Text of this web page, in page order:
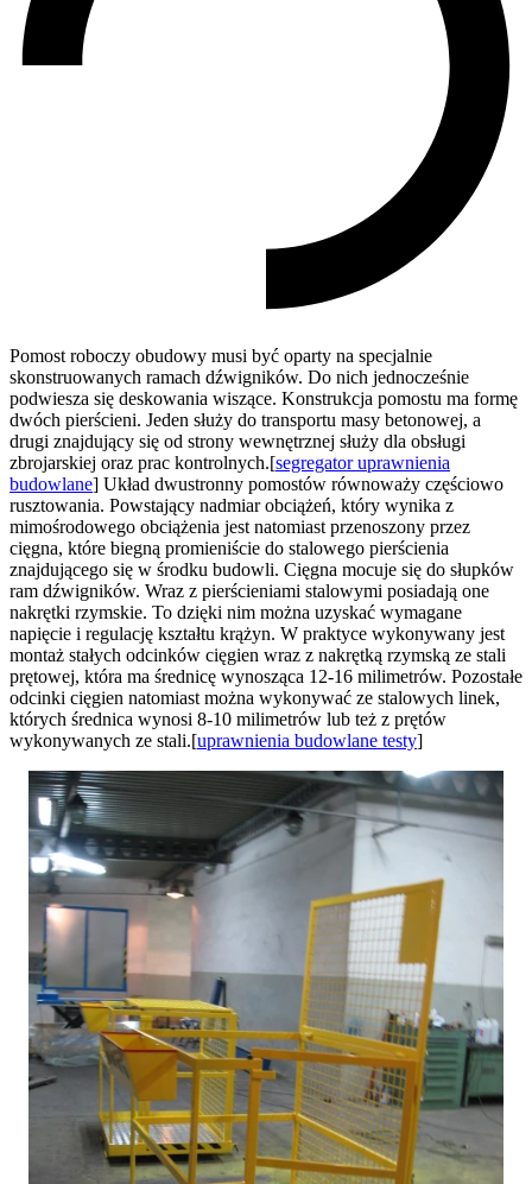
Pomost roboczy obudowy musi być oparty na specjalnie
skonstruowanych ramach dźwigników. Do nich jednocześnie
podwiesza się deskowania wiszące. Konstrukcja pomostu ma formę
dwóch pierścieni. Jeden służy do transportu masy betonowej, a
drugi znajdujący się od strony wewnętrznej służy dla obsługi
zbrojarskiej oraz prac kontrolnych.[segregator uprawnienia
budowlane] Układ dwustronny pomostów równoważy częściowo
rusztowania. Powstający nadmiar obciążeń, który wynika z
mimośrodowego obciążenia jest natomiast przenoszony przez
cięgna, które biegną promieniście do stalowego pierścienia
znajdującego się w środku budowli. Cięgna mocuje się do słupków
ram dźwigników. Wraz z pierścieniami stalowymi posiadają one
nakrętki rzymskie. To dzięki nim można uzyskać wymagane
napięcie i regulację kształtu krążyn. W praktyce wykonywany jest
montaż stałych odcinków cięgien wraz z nakrętką rzymską ze stali
prętowej, która ma średnicę wynosząca 12-16 milimetrów. Pozostałe
odcinki cięgien natomiast można wykonywać ze stalowych linek,
których średnica wynosi 8-10 milimetrów lub też z prętów
wykonywanych ze stali.[uprawnienia budowlane testy]